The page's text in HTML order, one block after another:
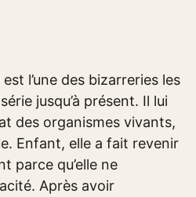
l’une des bizarreries les
jusqu’à présent. Il lui
des organismes vivants,
Enfant, elle a fait revenir
parce qu’elle ne
Après avoir